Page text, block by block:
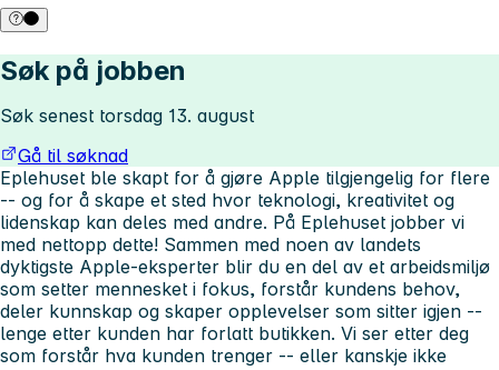
Søk på jobben
Søk senest torsdag 13. august
Gå til søknad
Eplehuset ble skapt for å gjøre Apple tilgjengelig for flere
-- og for å skape et sted hvor teknologi, kreativitet og
lidenskap kan deles med andre. På Eplehuset jobber vi
med nettopp dette! Sammen med noen av landets
dyktigste Apple-eksperter blir du en del av et arbeidsmiljø
som setter mennesket i fokus, forstår kundens behov,
deler kunnskap og skaper opplevelser som sitter igjen --
lenge etter kunden har forlatt butikken. Vi ser etter deg
som forstår hva kunden trenger -- eller kanskje ikke